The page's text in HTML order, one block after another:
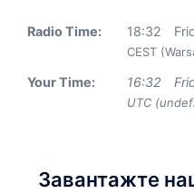
Radio Time: 18:32
CEST
Your Time: 16:32
UTC
Завантажте